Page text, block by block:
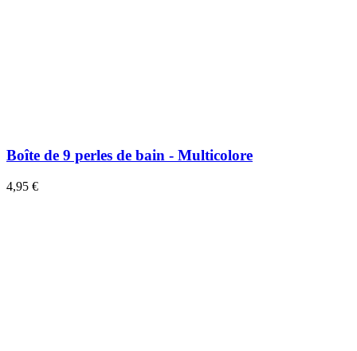
Boîte de 9 perles de bain - Multicolore
4,95 €